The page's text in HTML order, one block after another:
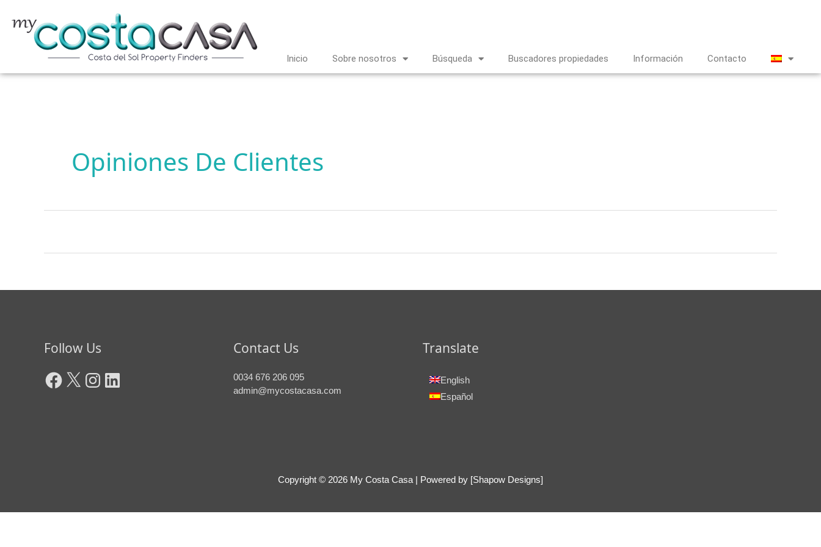
contenido
Inicio Sobre nosotros Búsqueda Buscadores propiedades Información Contacto
Opiniones De Clientes
Follow Us Contact Us
0034 676 206 095
admin@mycostacasa.com
Translate
English
Español
Copyright © 2026 My Costa Casa| Powered by [Shapow Designs]